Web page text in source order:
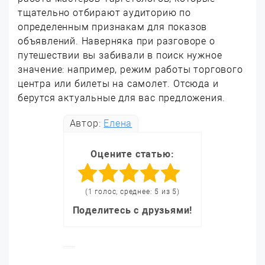
тщательно отбирают аудиторию по
определенным признакам для показов
объявлений. Наверняка при разговоре о
путешествии вы забивали в поиск нужное
значение: например, режим работы торгового
центра или билеты на самолет. Отсюда и
берутся актуальные для вас предложения.
Автор: Елена
Оцените статью:
(1 голос, среднее: 5 из 5)
Поделитесь с друзьями!